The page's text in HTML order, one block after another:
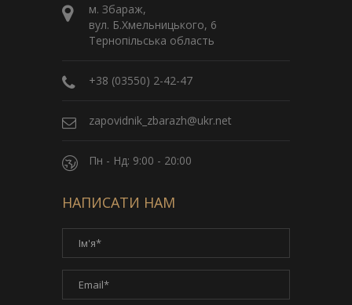
м. Збараж,
вул. Б.Хмельницького, 6
Тернопільська область
+38 (03550) 2-42-47
zapovidnik_zbarazh@ukr.net
Пн - Нд: 9:00 - 20:00
НАПИСАТИ НАМ